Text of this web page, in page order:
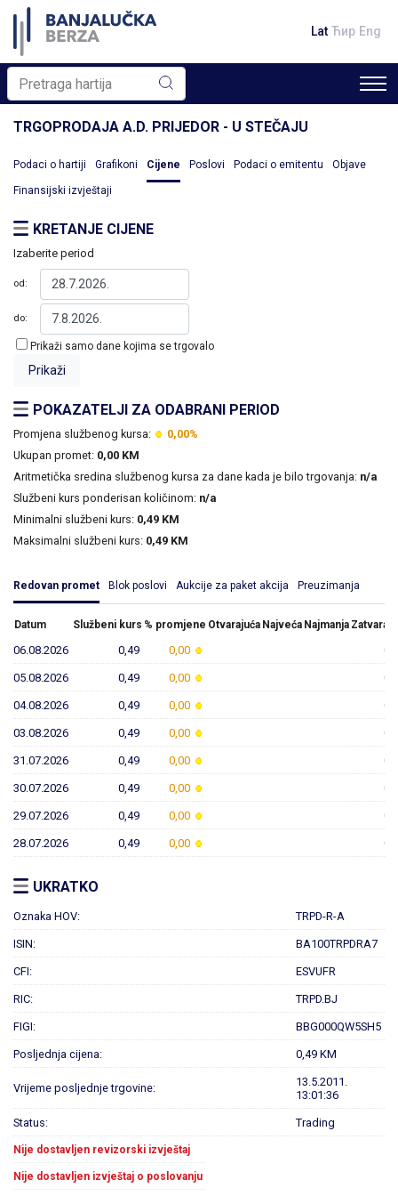
Lat Ћир Eng
TRGOPRODAJA A.D. PRIJEDOR - U STEČAJU
Podaci o hartiji Grafikoni Cijene Poslovi Podaci o emitentu Objave
Finansijski izvještaji
KRETANJE CIJENE
Izaberite period
od:
do:
Prikaži samo dane kojima se trgovalo
POKAZATELJI ZA ODABRANI PERIOD
Promjena službenog kursa:
0,00%
Ukupan promet: 0,00 KM
Aritmetička sredina službenog kursa za dane kada je bilo trgovanja: n/a
Službeni kurs ponderisan količinom: n/a
Minimalni službeni kurs: 0,49 KM
Maksimalni službeni kurs: 0,49 KM
Redovan promet Blok poslovi Aukcije za paket akcija Preuzimanja
Datum Službeni kurs % promjene Otvarajuća Najveća Najmanja
06.08.2026 0,49 0,00
05.08.2026 0,49 0,00
04.08.2026 0,49 0,00
03.08.2026 0,49 0,00
31.07.2026 0,49 0,00
30.07.2026 0,49 0,00
29.07.2026 0,49 0,00
28.07.2026 0,49 0,00
UKRATKO
Oznaka HOV: TRPD-R-A
ISIN: BA100TRPDRA7
CFI: ESVUFR
RIC: TRPD.BJ
FIGI: BBG000QW5SH5
Posljednja cijena: 0,49 KM
Vrijeme posljednje trgovine:
13.5.2011.
13:01:36
Status: Trading
Nije dostavljen revizorski izvještaj
Nije dostavljen izvještaj o poslovanju